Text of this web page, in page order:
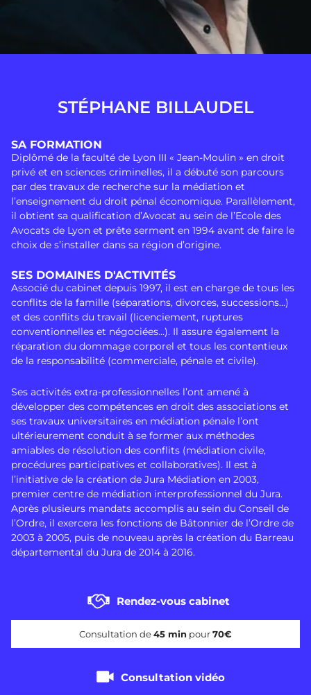
STÉPHANE BILLAUDEL
SA FORMATION
Diplômé de la faculté de Lyon III « Jean-Moulin » en droit
privé et en sciences criminelles, il a débuté son parcours
par des travaux de recherche sur la médiation et
l’enseignement du droit pénal économique. Parallèlement,
il obtient sa qualification d’Avocat au sein de l’Ecole des
Avocats de Lyon et prête serment en 1994 avant de faire le
choix de s’installer dans sa région d’origine.
SES DOMAINES D'ACTIVITÉS
Associé du cabinet depuis 1997, il est en charge de tous les
conflits de la famille (séparations, divorces, successions…)
et des conflits du travail (licenciement, ruptures
conventionnelles et négociées…). Il assure également la
réparation du dommage corporel et tous les contentieux
de la responsabilité (commerciale, pénale et civile).
Ses activités extra-professionnelles l’ont amené à
développer des compétences en droit des associations et
ses travaux universitaires en médiation pénale l’ont
ultérieurement conduit à se former aux méthodes
amiables de résolution des conflits (médiation civile,
procédures participatives et collaboratives). Il est à
l’initiative de la création de Jura Médiation en 2003,
premier centre de médiation interprofessionnel du Jura.
Après plusieurs mandats accomplis au sein du Conseil de
l’Ordre, il exercera les fonctions de Bâtonnier de l’Ordre de
2003 à 2005, puis de nouveau après la création du Barreau
départemental du Jura de 2014 à 2016.
Rendez-vous cabinet
Consultation de45 min pour70€
Consultation vidéo